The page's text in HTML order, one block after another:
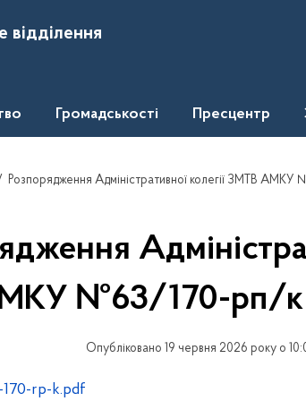
відділення
Громадськості Пресцентр
Розпорядження Адміністративної колегії ЗМТВ АМКУ
№63/170-рп/к
Опубліковано 19 червня 2026 року о
rp-k.pdf